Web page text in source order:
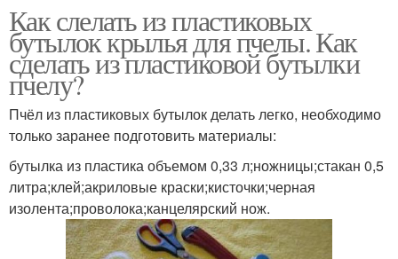
Как слелать из пластиковых
бутылок крылья для пчелы. Как
сделать из пластиковой бутылки
пчелу?
Пчёл из пластиковых бутылок делать легко, необходимо
только заранее подготовить материалы:
бутылка из пластика объемом 0,33 л;ножницы;стакан 0,5
литра;клей;акриловые краски;кисточки;черная
изолента;проволока;канцелярский нож.